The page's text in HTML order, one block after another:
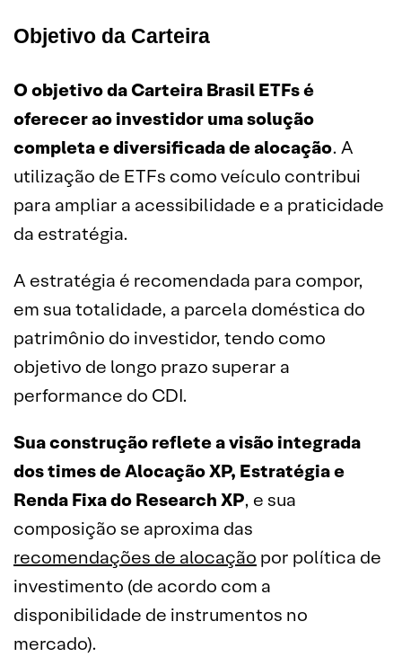
Objetivo da Carteira
O objetivo da Carteira BrasilETFsé
oferecer ao investidor uma solução
completa e diversificada de alocação. A
utilização de ETFs como veículo contribui
para ampliar a acessibilidade e a praticidade
da estratégia.
A estratégia é recomendada para compor,
em sua totalidade, a parcela doméstica do
patrimônio do investidor, tendo como
objetivo de longo prazo superar a
performance do CDI.
Sua construção reflete a visão integrada
dos times de Alocação XP, Estratégia e
Renda Fixa do Research XP, e sua
composição se aproxima das
recomendações de alocação por política de
investimento (de acordo com a
disponibilidade de instrumentos no
mercado).